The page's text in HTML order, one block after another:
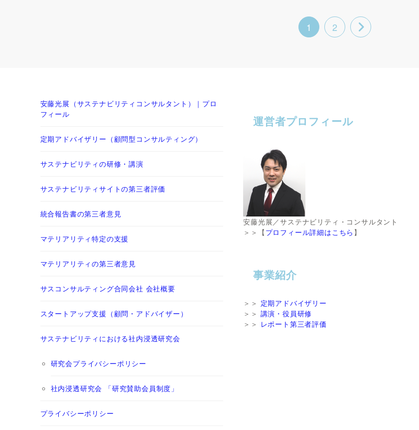
1 2
安藤光展（サステナビリティコンサルタント）｜プロ
フィール
定期アドバイザリー（顧問型コンサルティング）
サステナビリティの研修・講演
サステナビリティサイトの第三者評価
統合報告書の第三者意見
マテリアリティ特定の支援
マテリアリティの第三者意見
サスコンサルティング合同会社 会社概要
スタートアップ支援（顧問・アドバイザー）
サステナビリティにおける社内浸透研究会
研究会プライバシーポリシー
社内浸透研究会 「研究賛助会員制度」
プライバシーポリシー
運営者プロフィール
安藤光展／サステナビリティ・コンサルタント
＞＞【 プロフィール詳細はこちら 】
事業紹介
＞＞ 定期アドバイザリー
＞＞ 講演・役員研修
＞＞ レポート第三者評価